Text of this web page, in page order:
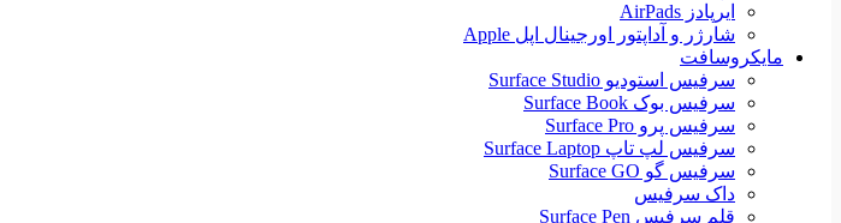
ایرپادز AirPads
شارژر و آداپتور اورجینال اپل Apple
مایکروسافت
سرفیس استودیو Surface Studio
سرفیس بوک Surface Book
سرفیس پرو Surface Pro
سرفیس لپ تاپ Surface Laptop
سرفیس گو Surface GO
داک سرفیس
قلم سرفیس Surface Pen